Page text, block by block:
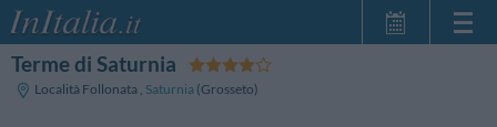
Terme di Saturnia
Località Follonata , Saturnia (Grosseto)